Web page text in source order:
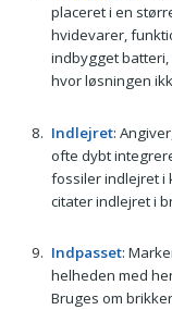
placeret i en
hvidevarer,
indbygget
hvor løsningen
Indlejret:
ofte dybt
fossiler indlejret i
citater indlejret i
Indpasset:
helheden med
Bruges om